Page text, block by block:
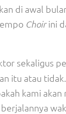
di awal
Choirini
sekaligus
itu atau
kami
berjalannya